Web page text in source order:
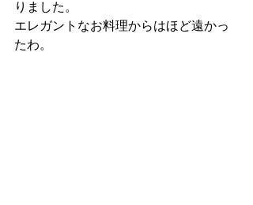
りました。
エレガントなお料理からはほど遠かっ
たわ。